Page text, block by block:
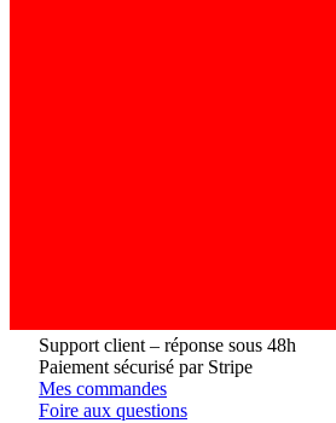
Support client – réponse sous 48h
Paiement sécurisé par Stripe
Mes commandes
Foire aux questions